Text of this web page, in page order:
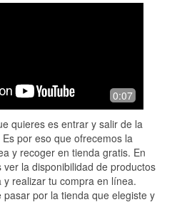
0:07
quieres es entrar y salir de la
por eso que ofrecemos la
y recoger en tienda gratis. En
la disponibilidad de productos
realizar tu compra en línea.
por la tienda que elegiste y